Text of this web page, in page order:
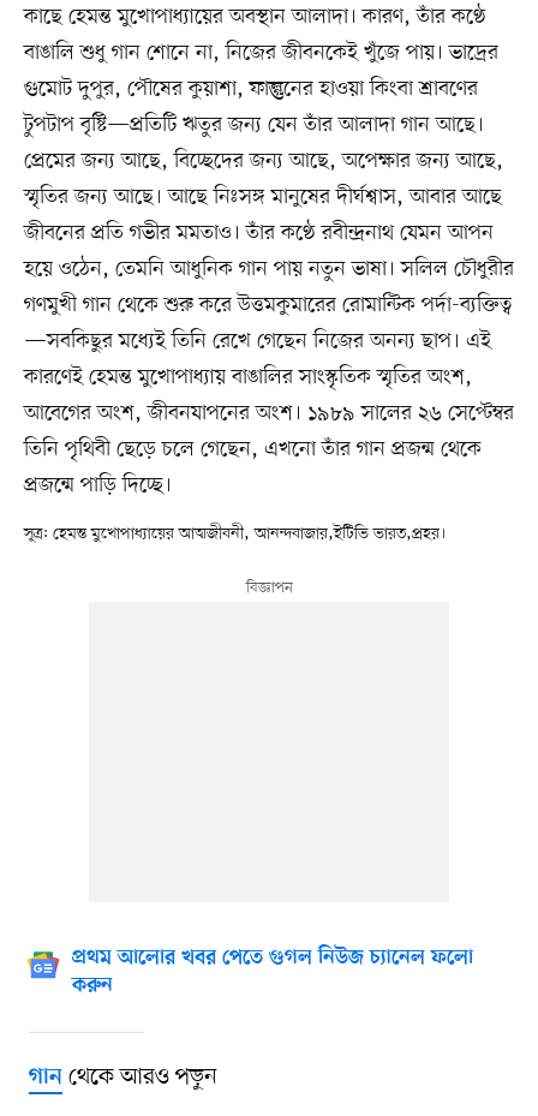
কাছে হেমন্ত মুখোপাধ্যায়ের অবস্থান আলাদা। কারণ, তাঁর কণ্ঠে
বাঙালি শুধু গান শোনে না, নিজের জীবনকেই খুঁজে পায়। ভাদ্রের
গুমোট দুপুর, পৌষের কুয়াশা, ফাল্গুনের হাওয়া কিংবা শ্রাবণের
টুপটাপ বৃষ্টি—প্রতিটি ঋতুর জন্য যেন তাঁর আলাদা গান আছে।
প্রেমের জন্য আছে, বিচ্ছেদের জন্য আছে, অপেক্ষার জন্য আছে,
স্মৃতির জন্য আছে। আছে নিঃসঙ্গ মানুষের দীর্ঘশ্বাস, আবার আছে
জীবনের প্রতি গভীর মমতাও। তাঁর কণ্ঠে রবীন্দ্রনাথ যেমন আপন
হয়ে ওঠেন, তেমনি আধুনিক গান পায় নতুন ভাষা। সলিল চৌধুরীর
গণমুখী গান থেকে শুরু করে উত্তমকুমারের রোমান্টিক পর্দা-ব্যক্তিত্ব
—সবকিছুর মধ্যেই তিনি রেখে গেছেন নিজের অনন্য ছাপ। এই
কারণেই হেমন্ত মুখোপাধ্যায় বাঙালির সাংস্কৃতিক স্মৃতির অংশ,
আবেগের অংশ, জীবনযাপনের অংশ। ১৯৮৯ সালের ২৬ সেপ্টেম্বর
তিনি পৃথিবী ছেড়ে চলে গেছেন, এখনো তাঁর গান প্রজন্ম থেকে
প্রজন্মে পাড়ি দিচ্ছে।
সূত্র: হেমন্ত মুখোপাধ্যায়ের আত্মজীবনী, আনন্দবাজার,ইটিভি ভারত,প্রহর।
প্রথম আলোর খবর পেতে গুগল নিউজ চ্যানেল ফলো
করুন
গানথেকে আরও পড়ুন